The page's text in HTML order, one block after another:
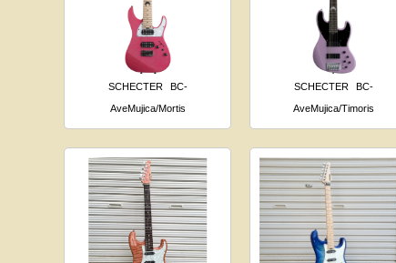
SCHECTER
BC-
AveMujica/Mortis
SCHECTER
BC-
AveMujica/Timoris